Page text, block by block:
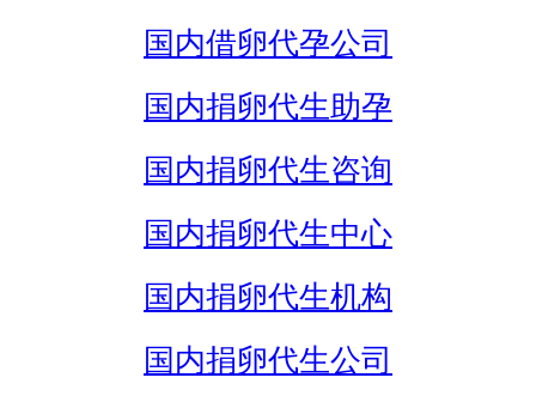
国内借卵代孕公司
国内捐卵代生助孕
国内捐卵代生咨询
国内捐卵代生中心
国内捐卵代生机构
国内捐卵代生公司